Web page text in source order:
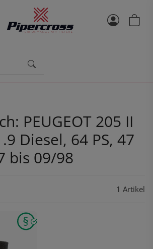
PEUGEOT 205 II
Diesel, 64 PS, 47
bis 09/98
1 Artikel